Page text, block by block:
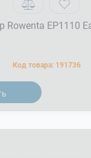
Rowenta EP1110
Код товара: 191736